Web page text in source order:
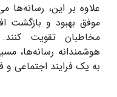
علاوه بر این، رسانه‌ها
موفق بهبود و بازگشت
مخاطبان تقویت
هوشمندانه رسانه‌ها،
به یک فرایند اجتماعی